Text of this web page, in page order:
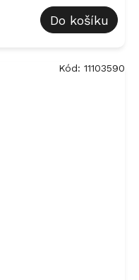
Do košíku
Kód: 11103590